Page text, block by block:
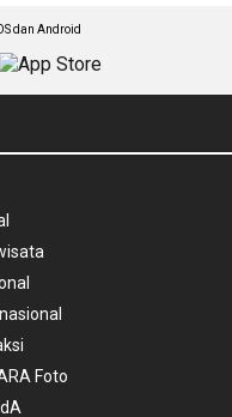
dan Android
Foto